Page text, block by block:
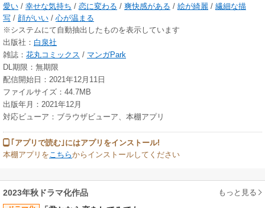
愛い / 幸せな気持ち / 恋に変わる / 爽快感がある / 絵が綺麗 / 繊細な描
写 / 顔がいい / 心が温まる
※システムにて自動抽出したものを表示しています
出版社： 白泉社
雑誌： 花丸コミックス / マンガPark
DL期限：無期限
配信開始日：2021年12月11日
ファイルサイズ：44.7MB
出版年月：2021年12月
対応ビューア：ブラウザビューア、本棚アプリ
｢アプリで読む｣にはアプリをインストール!
本棚アプリをこちらからインストールしてください
2023年秋ドラマ化作品 もっと見る